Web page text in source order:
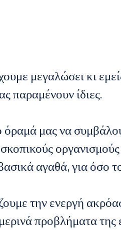
μεγαλώσει κι
παραμένουν ίδιες.
μας να
αγαθά, για όσο
την ενεργή
προβλήματα